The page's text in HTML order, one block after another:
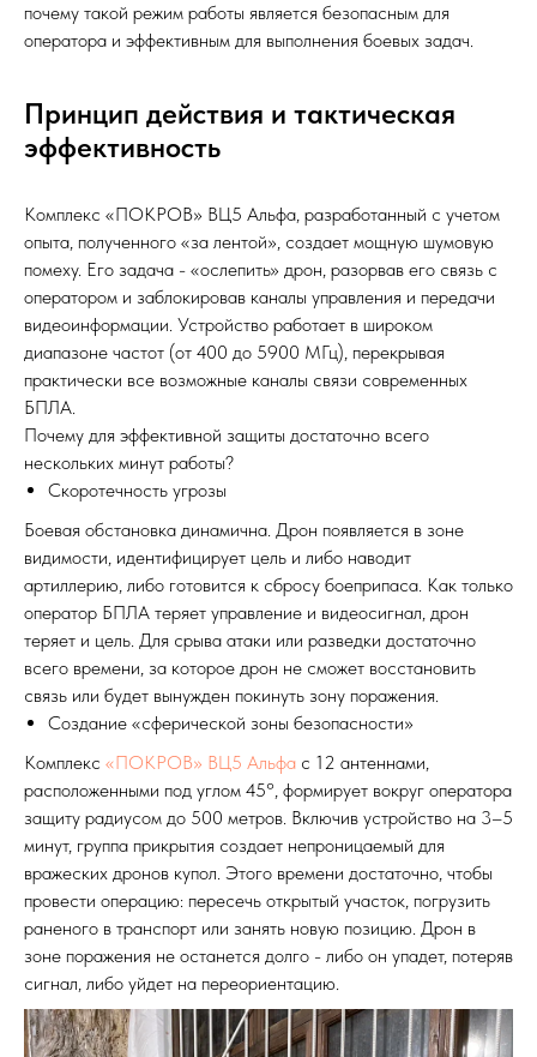
почему такой режим работы является безопасным для
оператора и эффективным для выполнения боевых задач.
Принцип действия и тактическая
эффективность
Комплекс «ПОКРОВ» ВЦ5 Альфа, разработанный с учетом
опыта, полученного «за лентой», создает мощную шумовую
помеху. Его задача - «ослепить» дрон, разорвав его связь с
оператором и заблокировав каналы управления и передачи
видеоинформации. Устройство работает в широком
диапазоне частот (от 400 до 5900 МГц), перекрывая
практически все возможные каналы связи современных
БПЛА.
Почему для эффективной защиты достаточно всего
нескольких минут работы?
Скоротечность угрозы
Боевая обстановка динамична. Дрон появляется в зоне
видимости, идентифицирует цель и либо наводит
артиллерию, либо готовится к сбросу боеприпаса. Как только
оператор БПЛА теряет управление и видеосигнал, дрон
теряет и цель. Для срыва атаки или разведки достаточно
всего времени, за которое дрон не сможет восстановить
связь или будет вынужден покинуть зону поражения.
Создание «сферической зоны безопасности»
Комплекс «ПОКРОВ» ВЦ5 Альфа с 12 антеннами,
расположенными под углом 45°, формирует вокруг оператора
защиту радиусом до 500 метров. Включив устройство на 3–5
минут, группа прикрытия создает непроницаемый для
вражеских дронов купол. Этого времени достаточно, чтобы
провести операцию: пересечь открытый участок, погрузить
раненого в транспорт или занять новую позицию. Дрон в
зоне поражения не останется долго - либо он упадет, потеряв
сигнал, либо уйдет на переориентацию.